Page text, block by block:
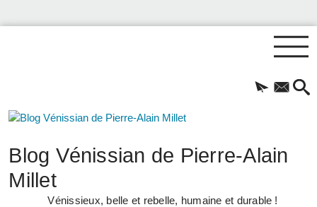
Blog Vénissian de Pierre-Alain
Millet
Vénissieux, belle et rebelle, humaine et durable !